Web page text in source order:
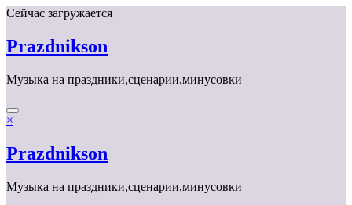
Перейти
содержимому
Сейчас загружается
Prazdnikson
Музыка на праздники,сценарии,минусовки
×
Prazdnikson
Музыка на праздники,сценарии,минусовки